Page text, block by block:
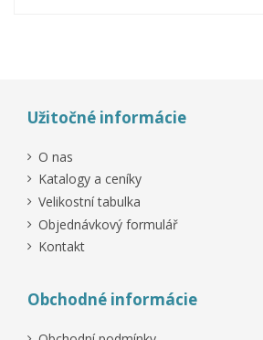
Užitočné informácie
O nas
Katalogy a ceníky
Velikostní tabulka
Objednávkový formulář
Kontakt
Obchodné informácie